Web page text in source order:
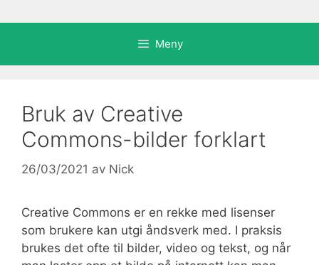
Meny
Bruk av Creative
Commons-bilder forklart
26/03/2021 av Nick
Creative Commons er en rekke med lisenser
som brukere kan utgi åndsverk med. I praksis
brukes det ofte til bilder, video og tekst, og når